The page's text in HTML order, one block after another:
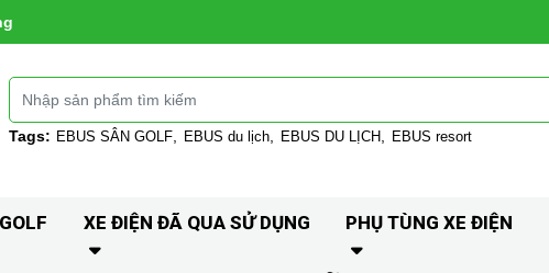
Tags: EBUS SÂN GOLF EBUS du lịch EBUS DU LỊCH EBUS resort
XE ĐIỆN ĐÃ QUA SỬ DỤNG PHỤ TÙNG XE ĐIỆN